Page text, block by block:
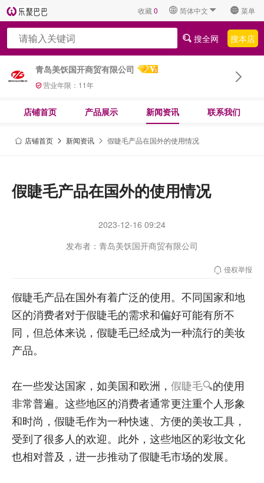
收藏0 简体中文 菜单
青岛美饫国开商贸有限公司
营业年限： 11年
搜全网 搜本店
店铺首页 产品展示 新闻资讯 联系我们
店铺首页 新闻资讯 假睫毛产品在国外的使用情况
假睫毛产品在国外的使用情况
2023-12-16 09:24
发布者：青岛美饫国开商贸有限公司
侵权举报
假睫毛产品在国外有着广泛的使用。不同国家和地
区的消费者对于假睫毛的需求和偏好可能有所不
同，但总体来说，假睫毛已经成为一种流行的美妆
产品。
在一些发达国家，如美国和欧洲， 假睫毛
的使用
非常普遍。这些地区的消费者通常更注重个人形象
和时尚，假睫毛作为一种快速、方便的美妆工具，
受到了很多人的欢迎。此外，这些地区的彩妆文化
也相对普及，进一步推动了假睫毛市场的发展。